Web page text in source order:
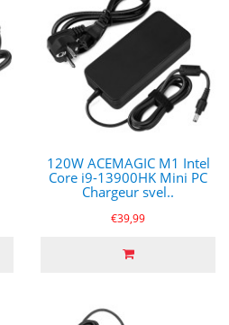
120W ACEMAGIC M1 Intel
Core i9-13900HK Mini PC
Chargeur svel..
€39,99